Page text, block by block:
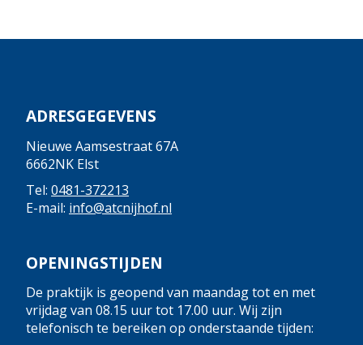
ADRESGEGEVENS
Nieuwe Aamsestraat 67A
6662NK Elst
Tel: 0481-372213
E-mail: info@atcnijhof.nl
OPENINGSTIJDEN
De praktijk is geopend van maandag tot en met
vrijdag van 08.15 uur tot 17.00 uur. Wij zijn
telefonisch te bereiken op onderstaande tijden: